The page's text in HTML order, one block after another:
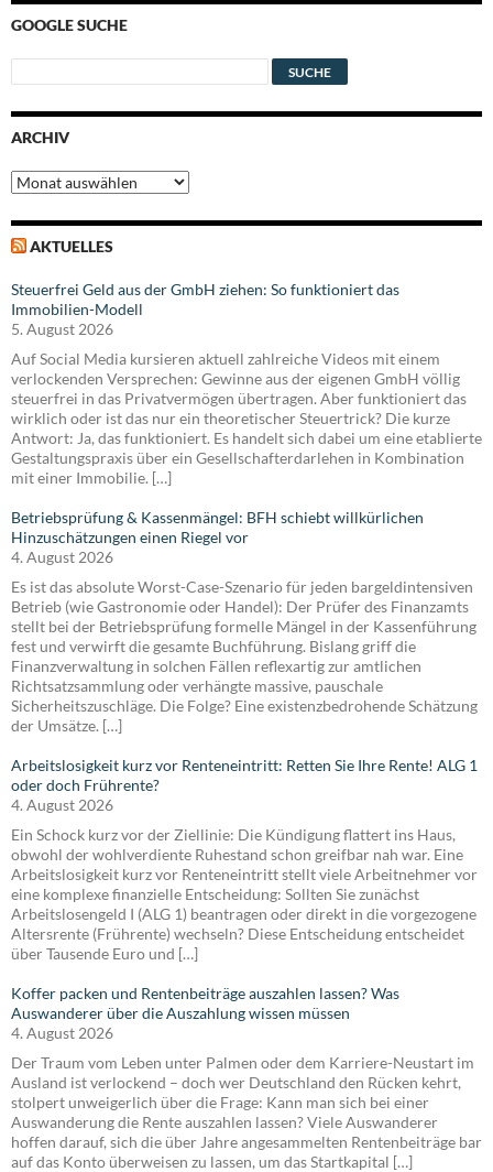
GOOGLE SUCHE
ARCHIV
Archiv
AKTUELLES
Steuerfrei Geld aus der GmbH ziehen: So funktioniert das
Immobilien-Modell
5. August 2026
Auf Social Media kursieren aktuell zahlreiche Videos mit einem
verlockenden Versprechen: Gewinne aus der eigenen GmbH völlig
steuerfrei in das Privatvermögen übertragen. Aber funktioniert das
wirklich oder ist das nur ein theoretischer Steuertrick? Die kurze
Antwort: Ja, das funktioniert. Es handelt sich dabei um eine etablierte
Gestaltungspraxis über ein Gesellschafterdarlehen in Kombination
mit einer Immobilie. […]
Betriebsprüfung & Kassenmängel: BFH schiebt willkürlichen
Hinzuschätzungen einen Riegel vor
4. August 2026
Es ist das absolute Worst-Case-Szenario für jeden bargeldintensiven
Betrieb (wie Gastronomie oder Handel): Der Prüfer des Finanzamts
stellt bei der Betriebsprüfung formelle Mängel in der Kassenführung
fest und verwirft die gesamte Buchführung. Bislang griff die
Finanzverwaltung in solchen Fällen reflexartig zur amtlichen
Richtsatzsammlung oder verhängte massive, pauschale
Sicherheitszuschläge. Die Folge? Eine existenzbedrohende Schätzung
der Umsätze. […]
Arbeitslosigkeit kurz vor Renteneintritt: Retten Sie Ihre Rente! ALG 1
oder doch Frührente?
4. August 2026
Ein Schock kurz vor der Ziellinie: Die Kündigung flattert ins Haus,
obwohl der wohlverdiente Ruhestand schon greifbar nah war. Eine
Arbeitslosigkeit kurz vor Renteneintritt stellt viele Arbeitnehmer vor
eine komplexe finanzielle Entscheidung: Sollten Sie zunächst
Arbeitslosengeld I (ALG 1) beantragen oder direkt in die vorgezogene
Altersrente (Frührente) wechseln? Diese Entscheidung entscheidet
über Tausende Euro und […]
Koffer packen und Rentenbeiträge auszahlen lassen? Was
Auswanderer über die Auszahlung wissen müssen
4. August 2026
Der Traum vom Leben unter Palmen oder dem Karriere-Neustart im
Ausland ist verlockend – doch wer Deutschland den Rücken kehrt,
stolpert unweigerlich über die Frage: Kann man sich bei einer
Auswanderung die Rente auszahlen lassen? Viele Auswanderer
hoffen darauf, sich die über Jahre angesammelten Rentenbeiträge bar
auf das Konto überweisen zu lassen, um das Startkapital […]